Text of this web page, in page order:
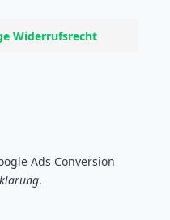
Widerrufsrecht
Ads Conversion
.